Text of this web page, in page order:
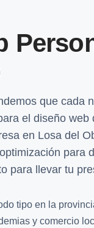
que cada
el diseño
en Losa del
para
para llevar tu
tipo en la
y comercio